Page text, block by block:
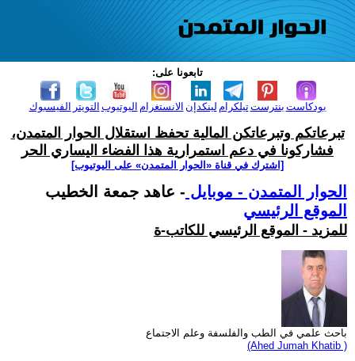
تابعونا على:
الفيسبوك التويتر اليوتيوب الانستغرام لينكدإن تيلكرامبنترست بودكاست
تبرعاتكم وتبرعاتكن المالية تحفظ استقلال الحوار المتمدن،
فشاركونا في دعم استمرارية هذا الفضاء اليساري الحر
[اشترك في قناة ‫«الحوار المتمدن» على اليوتيوب]
الحوار المتمدن - موبايل - عاهد جمعة الخطيب
الموقع الرئيسي
للمزيد - الموقع الرئيسي للكاتب-ة
باحث علمي في الطب والفلسفة وعلم الاجتماع
(Ahed Jumah Khatib )